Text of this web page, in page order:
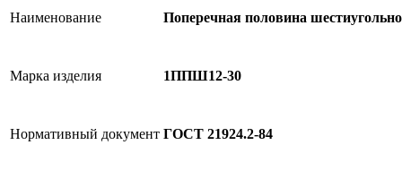
Наименование Поперечная половина
Марка изделия 1ППШ12-30
Нормативный документ ГОСТ 21924.2-84